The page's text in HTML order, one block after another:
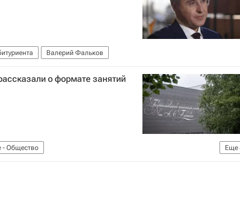
Валерий Фальков
о формате занятий
Еще
- Общество
языка им. А.С. Пушкина
Навигатор абитуриента